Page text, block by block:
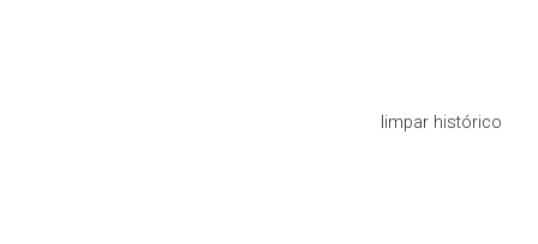
limpar histórico